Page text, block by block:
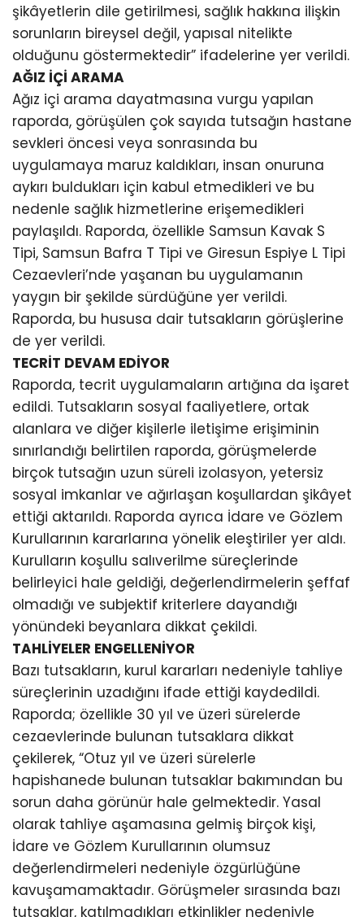
şikâyetlerin dile getirilmesi, sağlık hakkına ilişkin
sorunların bireysel değil, yapısal nitelikte
olduğunu göstermektedir” ifadelerine yer verildi.
AĞIZ İÇİ ARAMA
Ağız içi arama dayatmasına vurgu yapılan
raporda, görüşülen çok sayıda tutsağın hastane
sevkleri öncesi veya sonrasında bu
uygulamaya maruz kaldıkları, insan onuruna
aykırı buldukları için kabul etmedikleri ve bu
nedenle sağlık hizmetlerine erişemedikleri
paylaşıldı. Raporda, özellikle Samsun Kavak S
Tipi, Samsun Bafra T Tipi ve Giresun Espiye L Tipi
Cezaevleri’nde yaşanan bu uygulamanın
yaygın bir şekilde sürdüğüne yer verildi.
Raporda, bu hususa dair tutsakların görüşlerine
de yer verildi.
TECRİT DEVAM EDİYOR
Raporda, tecrit uygulamaların artığına da işaret
edildi. Tutsakların sosyal faaliyetlere, ortak
alanlara ve diğer kişilerle iletişime erişiminin
sınırlandığı belirtilen raporda, görüşmelerde
birçok tutsağın uzun süreli izolasyon, yetersiz
sosyal imkanlar ve ağırlaşan koşullardan şikâyet
ettiği aktarıldı. Raporda ayrıca İdare ve Gözlem
Kurullarının kararlarına yönelik eleştiriler yer aldı.
Kurulların koşullu salıverilme süreçlerinde
belirleyici hale geldiği, değerlendirmelerin şeffaf
olmadığı ve subjektif kriterlere dayandığı
yönündeki beyanlara dikkat çekildi.
TAHLİYELER ENGELLENİYOR
Bazı tutsakların, kurul kararları nedeniyle tahliye
süreçlerinin uzadığını ifade ettiği kaydedildi.
Raporda; özellikle 30 yıl ve üzeri sürelerde
cezaevlerinde bulunan tutsaklara dikkat
çekilerek, “Otuz yıl ve üzeri sürelerle
hapishanede bulunan tutsaklar bakımından bu
sorun daha görünür hale gelmektedir. Yasal
olarak tahliye aşamasına gelmiş birçok kişi,
İdare ve Gözlem Kurullarının olumsuz
değerlendirmeleri nedeniyle özgürlüğüne
kavuşamamaktadır. Görüşmeler sırasında bazı
tutsaklar, katılmadıkları etkinlikler nedeniyle